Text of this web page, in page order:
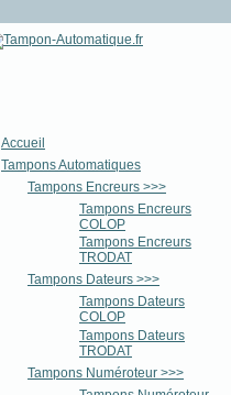
Accueil
Tampons Automatiques
Tampons Encreurs >>>
Tampons Encreurs
COLOP
Tampons Encreurs
TRODAT
Tampons Dateurs >>>
Tampons Dateurs
COLOP
Tampons Dateurs
TRODAT
Tampons Numéroteur >>>